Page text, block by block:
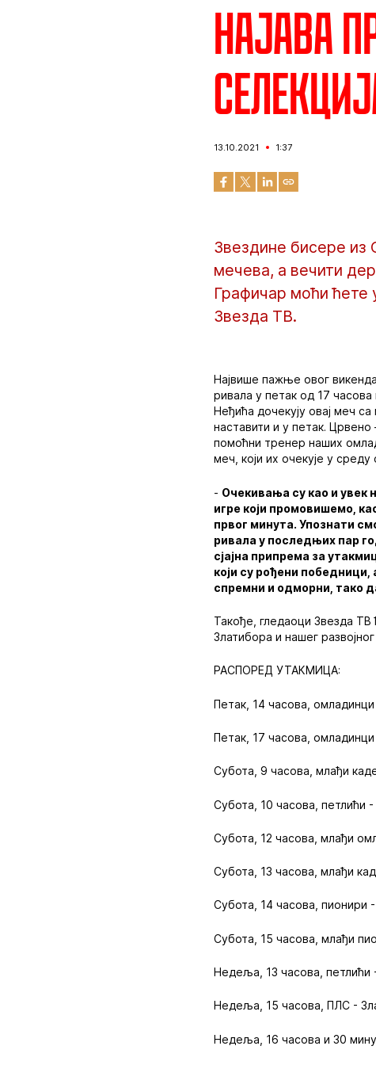
Најава
13.10.2021 1:37
Звездине бисере из
мечева, а вечити
Графичар моћи ћете
Звезда ТВ.
Највише пажње овог
ривала у петак од 17
Неђића дочекују овај меч
наставити и у петак.
помоћни тренер наших
меч, који их очекује у
- Очекивања су као и увек
игре који промовишемо,
првог минута. Упознати
ривала у последњих пар
сјајна припрема за
који су рођени победници,
спремни и одморни, тако
Такође, гледаоци Звезда
Златибора и нашег
РАСПОРЕД УТАКМИЦА:
Петак, 14 часова,
Петак, 17 часова,
Субота, 9 часова, млађи
Субота, 10 часова, петлићи
Субота, 12 часова, млађи
Субота, 13 часова, млађи
Субота, 14 часова, пионири
Субота, 15 часова, млађи
Недеља, 13 часова, петлићи
Недеља, 15 часова, ПЛС -
Недеља, 16 часова и 30